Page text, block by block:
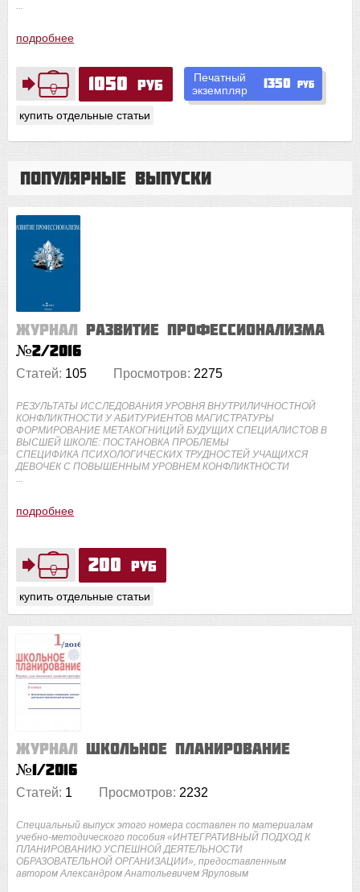
1050 руб
купить отдельные статьи
Печатный
экземпляр
1350 руб
подробнее
Популярные выпуски
200 руб
купить отдельные статьи
Журнал Развитие профессионализма
№2/2016
Статей: 105 Просмотров: 2275
РЕЗУЛЬТАТЫ ИССЛЕДОВАНИЯ УРОВНЯ ВНУТРИЛИЧНОСТНОЙ
КОНФЛИКТНОСТИ У АБИТУРИЕНТОВ МАГИСТРАТУРЫ
ФОРМИРОВАНИЕ МЕТАКОГНИЦИЙ БУДУЩИХ СПЕЦИАЛИСТОВ В
ВЫСШЕЙ ШКОЛЕ: ПОСТАНОВКА ПРОБЛЕМЫ
СПЕЦИФИКА ПСИХОЛОГИЧЕСКИХ ТРУДНОСТЕЙ УЧАЩИХСЯ
ДЕВОЧЕК С ПОВЫШЕННЫМ УРОВНЕМ КОНФЛИКТНОСТИ
подробнее
Журнал Школьное планирование
№1/2016
Статей: 1 Просмотров: 2232
Специальный выпуск этого номера составлен по материалам
учебно-методического пособия «ИНТЕГРАТИВНЫЙ ПОДХОД К
ПЛАНИРОВАНИЮ УСПЕШНОЙ ДЕЯТЕЛЬНОСТИ
ОБРАЗОВАТЕЛЬНОЙ ОРГАНИЗАЦИИ», предоставленным
автором Александром Анатольевичем Яруловым